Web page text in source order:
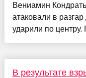
Вениамин
атаковали в
ударили по центру.
В результате